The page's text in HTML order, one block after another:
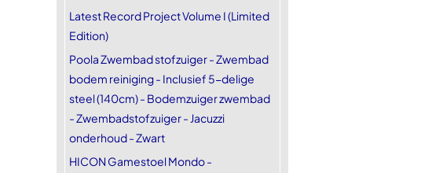
Latest Record Project Volume I (Limited
Edition)
Poola Zwembad stofzuiger - Zwembad
bodem reiniging - Inclusief 5-delige
steel (140cm) - Bodemzuiger zwembad
- Zwembadstofzuiger - Jacuzzi
onderhoud - Zwart
HICON Gamestoel Mondo -